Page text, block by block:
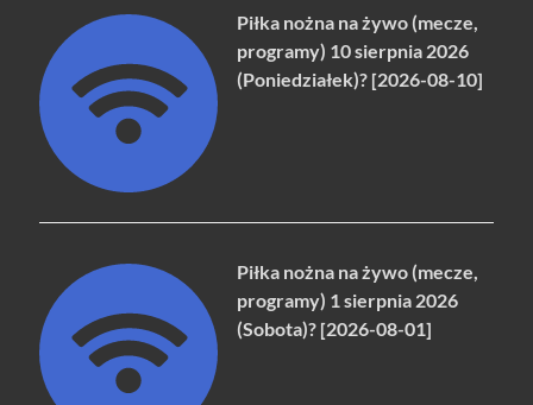
Piłka nożna na żywo (mecze,
programy) 10 sierpnia 2026
(Poniedziałek)? [2026-08-10]
Piłka nożna na żywo (mecze,
programy) 1 sierpnia 2026
(Sobota)? [2026-08-01]